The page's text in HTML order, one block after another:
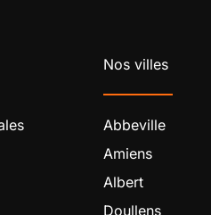
Nos villes
Abbeville
Amiens
Albert
Doullens